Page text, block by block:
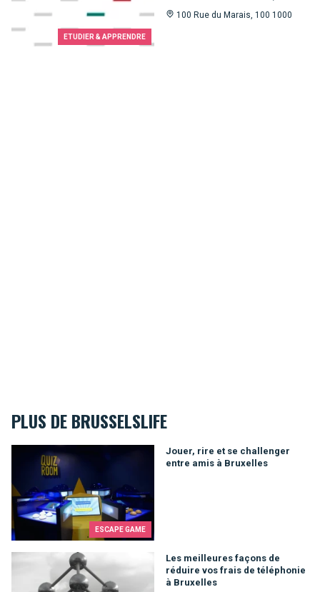
ETUDIER & APPRENDRE
100 Rue du Marais, 100 1000
PLUS DE BRUSSELSLIFE
ESCAPE GAME
Jouer, rire et se challenger
entre amis à Bruxelles
Jouer, rire et se challenger entre amis à Bruxelles
Les meilleures façons de
réduire vos frais de téléphonie
à Bruxelles
Les meilleures façons de réduire vos frais de téléphonie à